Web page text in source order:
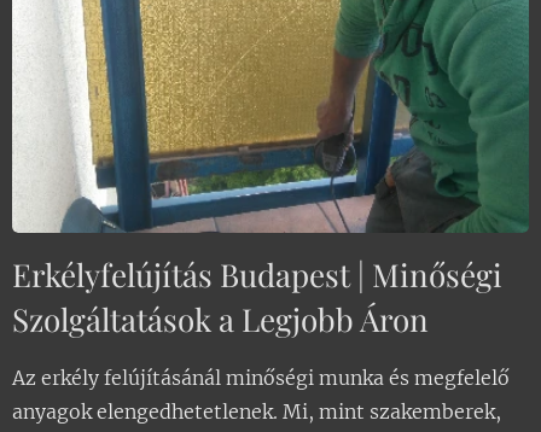
Erkélyfelújítás Budapest | Minőségi
Szolgáltatások a Legjobb Áron
Az erkély felújításánál minőségi munka és megfelelő
anyagok elengedhetetlenek. Mi, mint szakemberek,